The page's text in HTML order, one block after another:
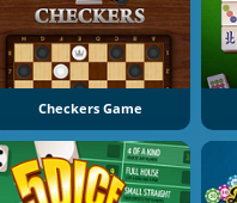
Checkers Game